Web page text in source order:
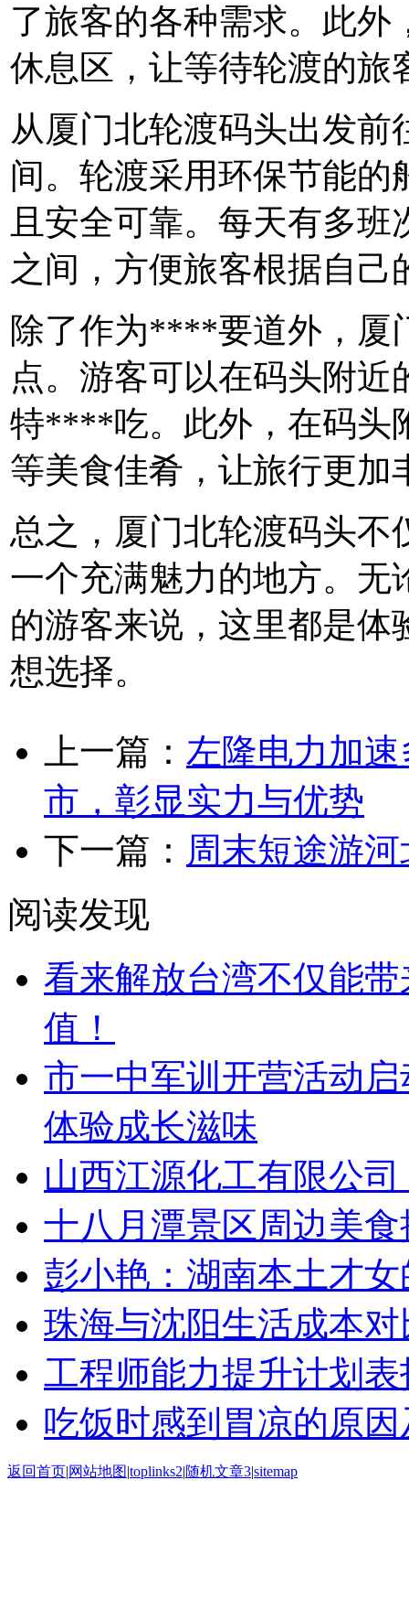
了旅客的各种需求。此
休息区，让等待轮渡的旅
从厦门北轮渡码头出发前
间。轮渡采用环保节能的
且安全可靠。每天有多
之间，方便旅客根据自
除了作为****要道外，厦
点。游客可以在码头附
特****吃。此外，在码头
等美食佳肴，让旅行更加
总之，厦门北轮渡码头
一个充满魅力的地方。无
的游客来说，这里都是
想选择。
上一篇： 左隆电力加
市，彰显实力与优势
下一篇： 周末短途游
阅读发现
看来解放台湾不仅能
值！
市一中军训开营活动
体验成长滋味
山西江源化工有限公
十八月潭景区周边美食
彭小艳：湖南本土才女
珠海与沈阳生活成本
工程师能力提升计划表
吃饭时感到胃凉的原
返回首页|网站地图|toplinks2|随机文章3|sitemap